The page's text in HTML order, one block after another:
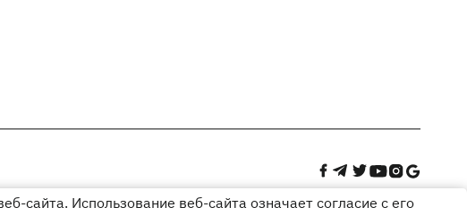
сайта. Использование веб-сайта означает согласие с его